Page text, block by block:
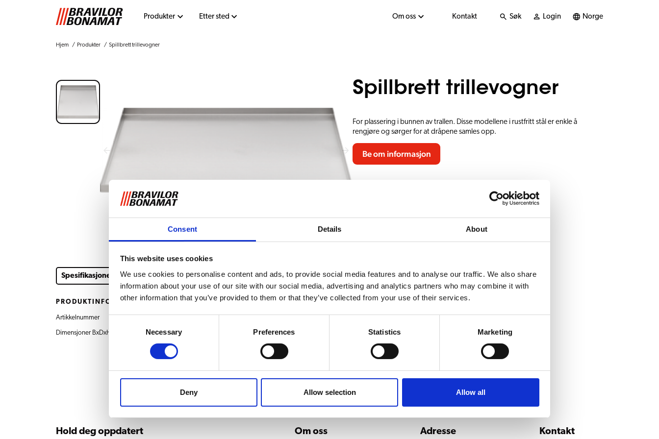
Consent Details About
This website uses cookies
We use cookies to personalise content and ads, to provide social media features and to analyse our traffic. We also share
information about your use of our site with our social media, advertising and analytics partners who may combine it with
other information that you’ve provided to them or that they’ve collected from your use of their services.
Selection
Necessary Preferences Statistics Marketing
Deny Allow selection Allow all
Produkter Etter sted Om oss Kontakt Søk Login Norge
Hjem Produkter Spillbrett trillevogner
Spillbrett trillevogner
For plassering i bunnen av trallen. Disse modellene i rustfritt stål er enkle å
rengjøre og sørger for at dråpene samles opp.
Be om informasjon
Spesifikasjoner
PRODUKTINFORMASJON
Artikkelnummer 7.130.925.101 Spillbrett trillevogner
Dimensjoner BxDxH 506x580x20 mm
Hold deg oppdatert Om oss Adresse Kontakt